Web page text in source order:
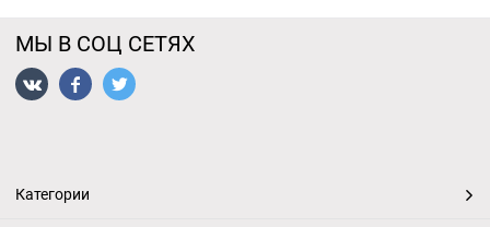
МЫ В СОЦ СЕТЯХ
Категории